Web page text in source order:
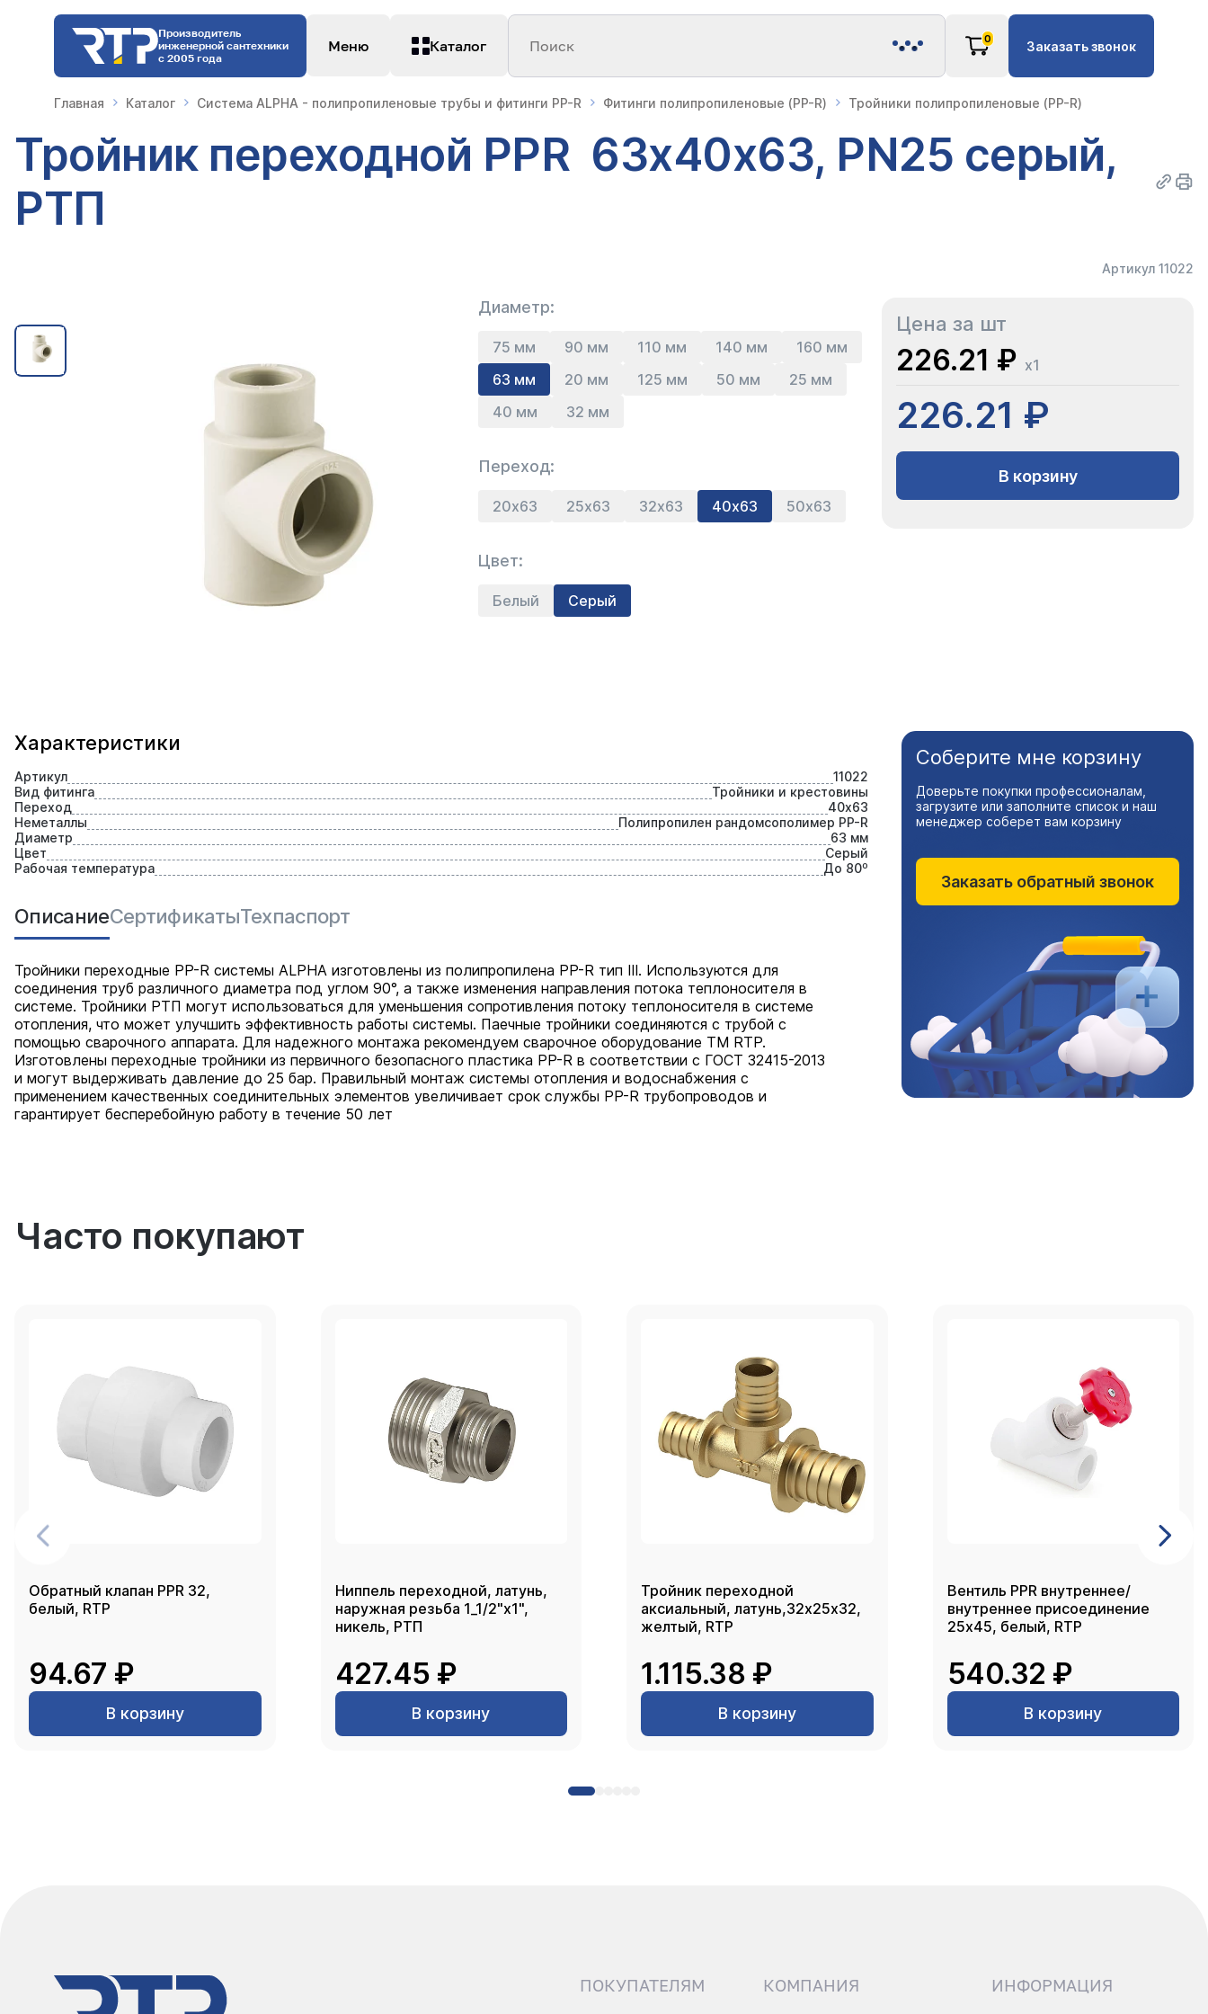
Производитель
инженерной сантехники
с 2005 года
Меню Каталог Поиск 0 Заказать звонок
Главная Каталог Система ALPHA - полипропиленовые трубы и фитинги PP-R Фитинги полипропиленовые (PP-R) Тройники полипропиленовые (PP-R)
Тройник переходной PPR 63х40х63, PN25 серый,
РТП
Артикул 11022
Диаметр:
75 мм 90 мм 110 мм 140 мм
160 мм
63 мм
20 мм 125 мм 50 мм
25 мм
40 мм
32 мм
Переход:
20х63 25х63 32х63 40х63 50х63
Цвет:
Белый Серый
Цена за шт
226.21 ₽ x1
226.21 ₽
В корзину
Характеристики
Артикул
11022
Вид фитинга
Тройники и крестовины
Переход
40х63
Неметаллы
Полипропилен рандомсополимер PP-R
Диаметр
63 мм
Цвет
Серый
Рабочая температура
До 80⁰
ОписаниеСертификатыТехпаспорт
Тройники переходные PP-R системы ALPHA изготовлены из полипропилена PP-R тип III. Используются для
соединения труб различного диаметра под углом 90°, а также изменения направления потока теплоносителя в
системе. Тройники РТП могут использоваться для уменьшения сопротивления потоку теплоносителя в системе
отопления, что может улучшить эффективность работы системы. Паечные тройники соединяются с трубой с
помощью сварочного аппарата. Для надежного монтажа рекомендуем сварочное оборудование ТМ RTP.
Изготовлены переходные тройники из первичного безопасного пластика PP-R в соответствии с ГОСТ 32415-2013
и могут выдерживать давление до 25 бар. Правильный монтаж системы отопления и водоснабжения с
применением качественных соединительных элементов увеличивает срок службы PP-R трубопроводов и
гарантирует бесперебойную работу в течение 50 лет
Соберите мне корзину
Доверьте покупки профессионалам,
загрузите или заполните список и наш
менеджер соберет вам корзину
Заказать обратный звонок
Часто покупают
Обратный клапан PPR 32,
белый, RTP
94.67 ₽
В корзину
Ниппель переходной, латунь,
наружная резьба 1_1/2"х1",
никель, РТП
427.45 ₽
В корзину
Тройник переходной
аксиальный, латунь,32х25х32,
желтый, RTP
1.115.38 ₽
В корзину
Вентиль PPR внутреннее/
внутреннее присоединение
25х45, белый, RTP
540.32 ₽
В корзину
ПОКУПАТЕЛЯМ КОМПАНИЯ ИНФОРМАЦИЯ